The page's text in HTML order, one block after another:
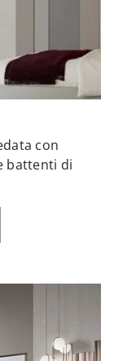
con
battenti di